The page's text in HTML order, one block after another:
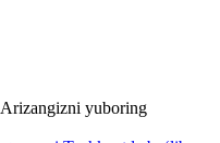
Arizangizni yuboring